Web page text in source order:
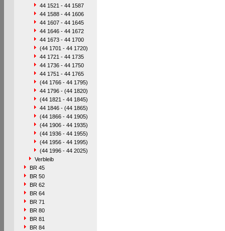
44 1521 - 44 1587
44 1588 - 44 1606
44 1607 - 44 1645
44 1646 - 44 1672
44 1673 - 44 1700
(44 1701 - 44 1720)
44 1721 - 44 1735
44 1736 - 44 1750
44 1751 - 44 1765
(44 1766 - 44 1795)
44 1796 - (44 1820)
(44 1821 - 44 1845)
44 1846 - (44 1865)
(44 1866 - 44 1905)
(44 1906 - 44 1935)
(44 1936 - 44 1955)
(44 1956 - 44 1995)
(44 1996 - 44 2025)
Verbleib
BR 45
BR 50
BR 62
BR 64
BR 71
BR 80
BR 81
BR 84